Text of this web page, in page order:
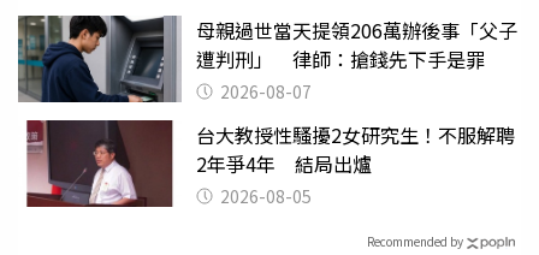
母親過世當天提領206萬辦後事「父子
遭判刑」 律師：搶錢先下手是罪
2026-08-07
台大教授性騷擾2女研究生！不服解聘
2年爭4年 結局出爐
2026-08-05
Recommended by